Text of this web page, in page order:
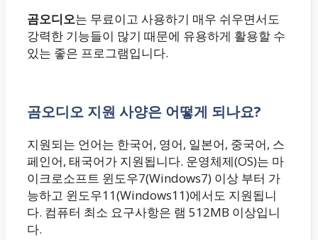
곰오디오는 무료이고 사용하기 매우 쉬우면서도
강력한 기능들이 많기 때문에 유용하게 활용할 수
있는 좋은 프로그램입니다.
곰오디오 지원 사양은 어떻게 되나요?
지원되는 언어는 한국어, 영어, 일본어, 중국어, 스
페인어, 태국어가 지원됩니다. 운영체제(OS)는 마
이크로소프트 윈도우7(Windows7) 이상 부터 가
능하고 윈도우11(Windows11)에서도 지원됩니
다. 컴퓨터 최소 요구사항은 램 512MB 이상입니
다.